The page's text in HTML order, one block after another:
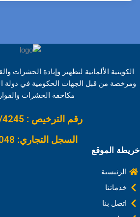
a
o
o
h
A
p
i
r
e
s
t
e
t
i
e
d
I
n
o
L
i
n
k
الكويتية الألمانية لتطهير وإبادة
ومرخصة من قبل الجهات الحكومية في
مكاحفة الحشرات
رقم الترخيص : 2023/4245
السجل التجاري: 474048
خريطة الموقع
الرئيسية
خدماتنا
اتصل بنا